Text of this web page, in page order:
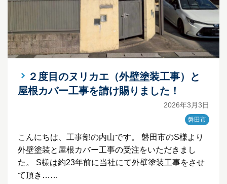
２度目のヌリカエ（外壁塗装工事）と
屋根カバー工事を請け賜りました！
2026年3月3日
磐田市
こんにちは、工事部の内山です。 磐田市のS様より
外壁塗装と屋根カバー工事の受注をいただきまし
た。 S様は約23年前に当社にて外壁塗装工事をさせ
て頂き……